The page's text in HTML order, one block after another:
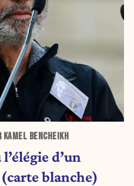
KAMEL BENCHEIKH
d’un
blanche)